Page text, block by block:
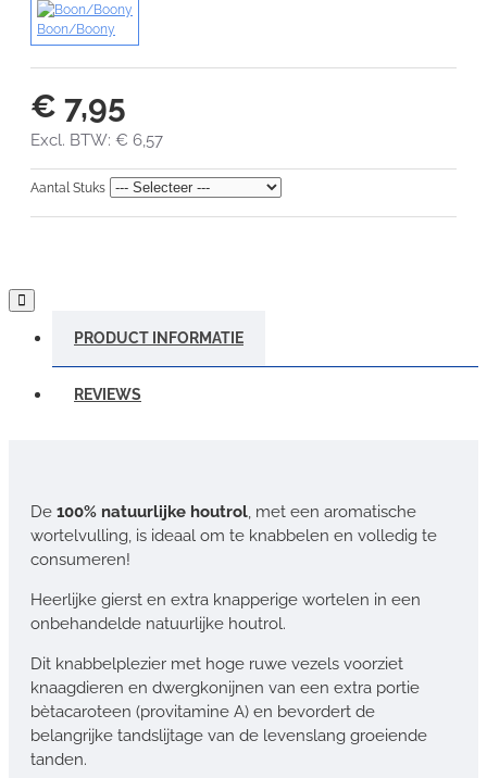
€ 7,95
Excl. BTW: € 6,57
Boon/Boony
Aantal Stuks
PRODUCT INFORMATIE
REVIEWS
De 100% natuurlijke houtrol, met een aromatische
wortelvulling, is ideaal om te knabbelen en volledig te
consumeren!
Heerlijke gierst en extra knapperige wortelen in een
onbehandelde natuurlijke houtrol.
Dit knabbelplezier met hoge ruwe vezels voorziet
knaagdieren en dwergkonijnen van een extra portie
bètacaroteen (provitamine A) en bevordert de
belangrijke tandslijtage van de levenslang groeiende
tanden.